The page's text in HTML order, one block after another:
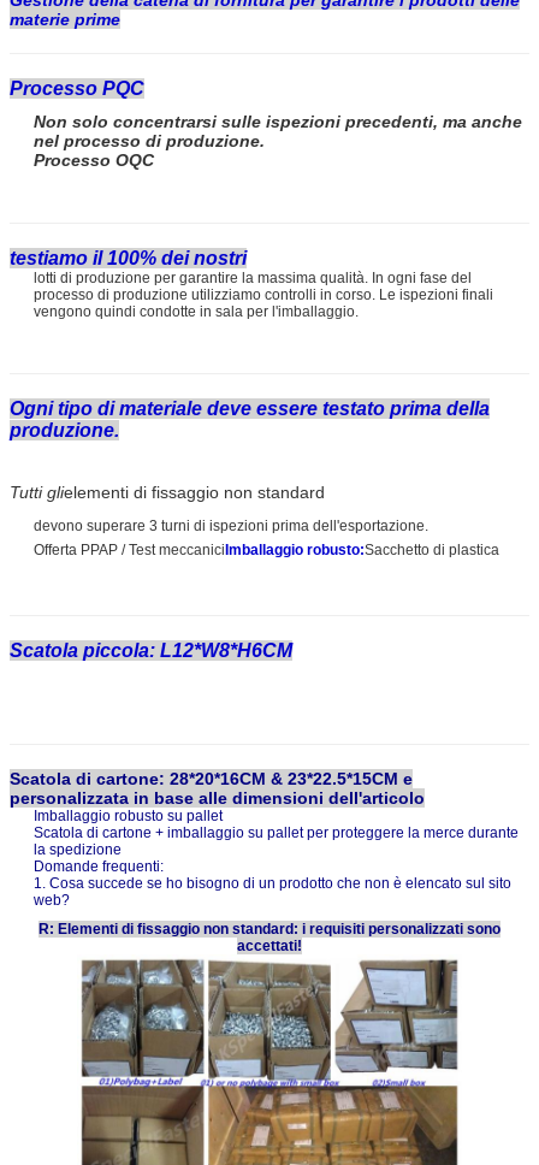
materie prime
Processo PQC
Non solo concentrarsi sulle ispezioni precedenti, ma anche
nel processo di produzione.
Processo OQC
testiamo il 100% dei nostri
lotti di produzione per garantire la massima qualità. In ogni fase del
processo di produzione utilizziamo controlli in corso. Le ispezioni finali
vengono quindi condotte in sala per l'imballaggio.
Ogni tipo di materiale deve essere testato prima della
produzione.
Tutti glielementi di fissaggio non standard
devono superare 3 turni di ispezioni prima dell'esportazione.
Offerta PPAP / Test meccaniciImballaggio robusto:Sacchetto di plastica
Scatola piccola: L12*W8*H6CM
Scatola di cartone: 28*20*16CM & 23*22.5*15CM e
personalizzata in base alle dimensioni dell'articolo
Imballaggio robusto su pallet
Scatola di cartone + imballaggio su pallet per proteggere la merce durante
la spedizione
Domande frequenti:
1. Cosa succede se ho bisogno di un prodotto che non è elencato sul sito
web?
R: Elementi di fissaggio non standard: i requisiti personalizzati sono
accettati!